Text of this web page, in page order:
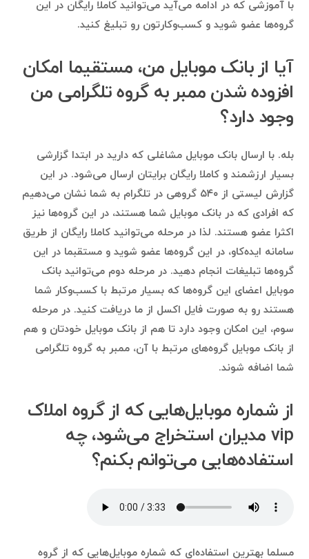
با آموزشی که در ادامه می‌آید می‌توانید کاملا رایگان در این
گروه‌ها عضو شوید و کسب‌وکارتون رو تبلیغ کنید.
آیا از بانک موبایل من، مستقیما امکان
افزوده شدن ممبر به گروه تلگرامی من
وجود دارد؟
بله. با ارسال بانک موبایل مشاغلی که دارید در ابتدا گزارشی
بسیار ارزشمند و کاملا رایگان برایتان ارسال می‌شود. در این
گزارش لیستی از ۵۴۰ گروهی در تلگرام به شما نشان می‌دهیم
که افرادی که در بانک موبایل شما هستند، در این گروه‌ها نیز
اکثرا عضو هستند. لذا در مرحله می‌توانید کاملا رایگان از طریق
سامانه ایده‌کاو، در این گروه‌ها عضو شوید و مستقبما در این
گروه‌ها تبلیغات انجام دهید. در مرحله دوم می‌توانید بانک
موبایل اعضای این گروه‌ها که بسیار مرتبط با کسب‌وکار شما
هستند رو به صورت فایل اکسل از ما دریافت کنید. در مرحله
سوم، این امکان وجود دارد تا هم از بانک موبایل خودتان و هم
از بانک موبایل گروه‌های مرتبط با آن، ممبر به گروه تلگرامی
شما اضافه شوند.
از شماره موبایل‌هایی که از گروه املاک
vip مدیران استخراج می‌شود، چه
استفاده‌هایی می‌توانم بکنم؟
مسلما بهترین استفاده‌ای که شماره موبایل‌هایی که از گروه